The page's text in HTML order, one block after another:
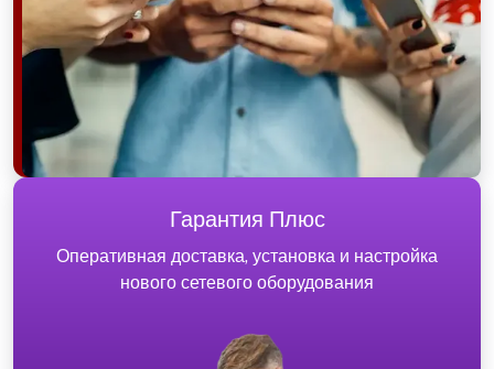
Гарантия Плюс
Оперативная доставка, установка и настройка
нового сетевого оборудования